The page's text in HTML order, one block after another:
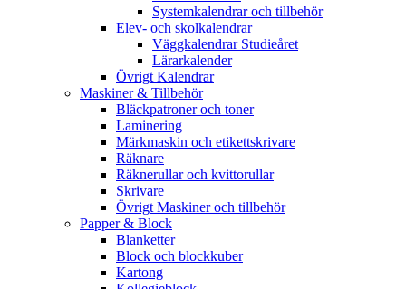
Systemkalendrar och tillbehör
Elev- och skolkalendrar
Väggkalendrar Studieåret
Lärarkalender
Övrigt Kalendrar
Maskiner & Tillbehör
Bläckpatroner och toner
Laminering
Märkmaskin och etikettskrivare
Räknare
Räknerullar och kvittorullar
Skrivare
Övrigt Maskiner och tillbehör
Papper & Block
Blanketter
Block och blockkuber
Kartong